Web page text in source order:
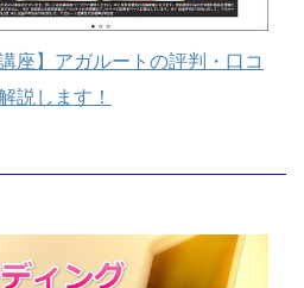
座】アガルートの評判・口コ
説します！